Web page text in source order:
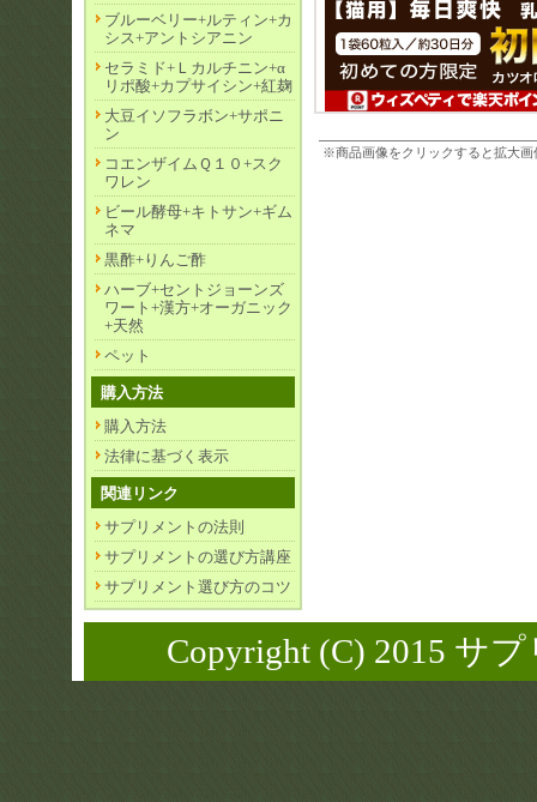
※商品画像をクリックすると拡大
ブルーベリー+ルティン+カ
シス+アントシアニン
セラミド+Ｌカルチニン+α
リポ酸+カプサイシン+紅麹
大豆イソフラボン+サポニ
ン
コエンザイムＱ１０+スク
ワレン
ビール酵母+キトサン+ギム
ネマ
黒酢+りんご酢
ハーブ+セントジョーンズ
ワート+漢方+オーガニック
+天然
ペット
購入方法
購入方法
法律に基づく表示
関連リンク
サプリメントの法則
サプリメントの選び方講座
サプリメント選び方のコツ
Copyright (C) 2015 サ